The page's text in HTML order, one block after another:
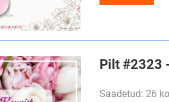
Pilt #2323
Saadetud: 26